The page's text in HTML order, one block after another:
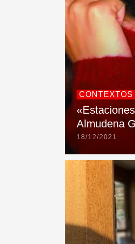
CONTEXTOS
Almudena
18/12/2021